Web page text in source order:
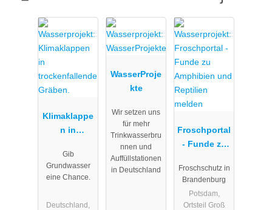
Klimaklappe
n in
nde Gräben.
Gib
Grundwasser
eine Chance.
Deutschland,
WasserProje
kte
Wir setzen uns
für mehr
Trinkwasserbru
nnen und
Auffüllstationen
in Deutschland
Froschportal
- Funde zu
und
Reptilien
melden
Froschschutz in
Brandenburg
Potsdam,
Ortsteil Groß